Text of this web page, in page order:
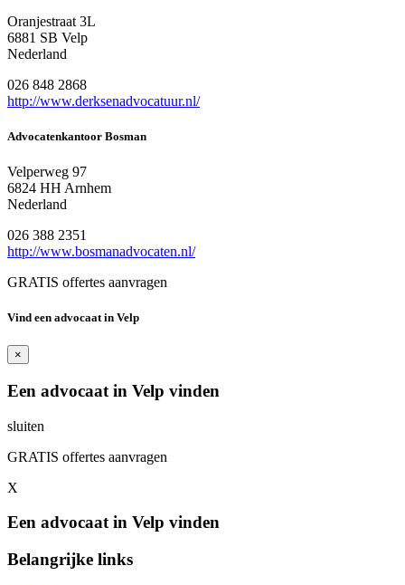
Oranjestraat 3L
6881 SB Velp
Nederland
026 848 2868
http://www.derksenadvocatuur.nl/
Advocatenkantoor Bosman
Velperweg 97
6824 HH Arnhem
Nederland
026 388 2351
http://www.bosmanadvocaten.nl/
GRATIS offertes aanvragen
Vind een advocaat in Velp
×
Een advocaat in Velp vinden
sluiten
GRATIS offertes aanvragen
X
Een advocaat in Velp vinden
Belangrijke links